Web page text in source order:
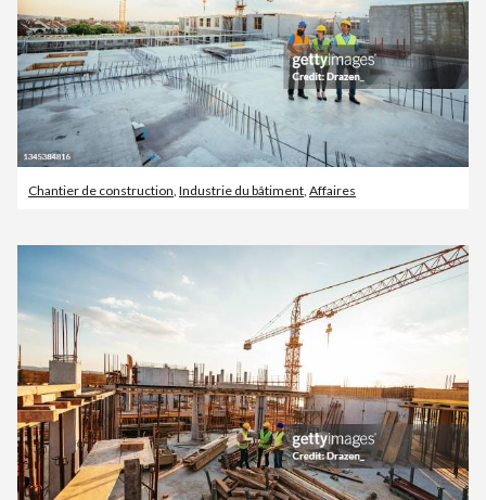
Chantier de construction, Industrie du bâtiment, Affaires